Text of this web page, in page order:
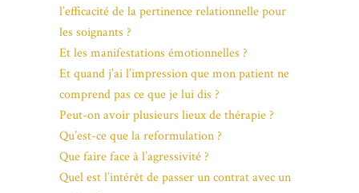
l’efficacité de la pertinence relationnelle pour
les soignants ?
Et les manifestations émotionnelles ?
Et quand j’ai l’impression que mon patient ne
comprend pas ce que je lui dis ?
Peut-on avoir plusieurs lieux de thérapie ?
Qu’est-ce que la reformulation ?
Que faire face à l’agressivité ?
Quel est l’intérêt de passer un contrat avec un